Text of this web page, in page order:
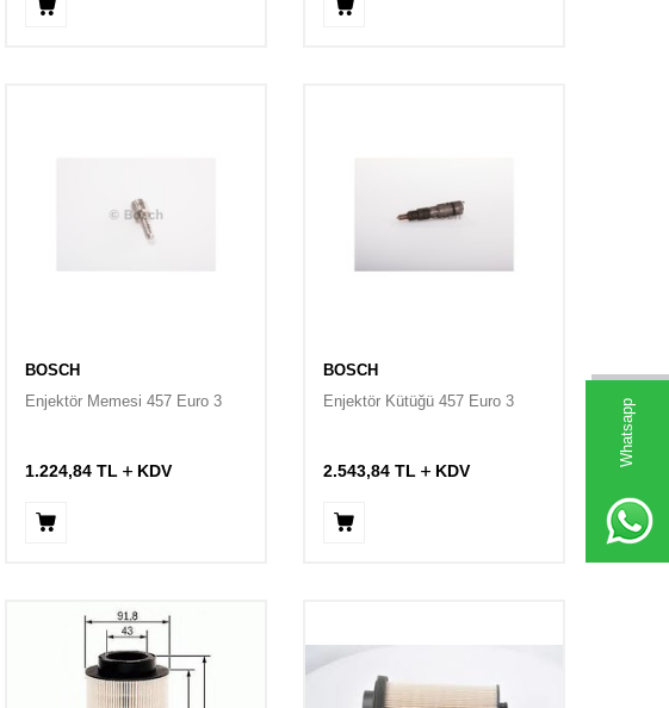
Whatsapp
BOSCH
Enjektör Memesi 457 Euro 3
1.224,84 TL KDV
BOSCH
Enjektör Kütüğü 457 Euro 3
2.543,84 TL KDV